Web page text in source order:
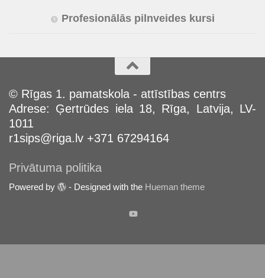
Profesionālās pilnveides kursi
© Rīgas 1. pamatskola - attīstības centrs
Adrese: Ģertrūdes iela 18, Rīga, Latvija, LV-
1011
r1sips@riga.lv +371 67294164
Privātuma politika
Powered by - Designed with the Hueman theme